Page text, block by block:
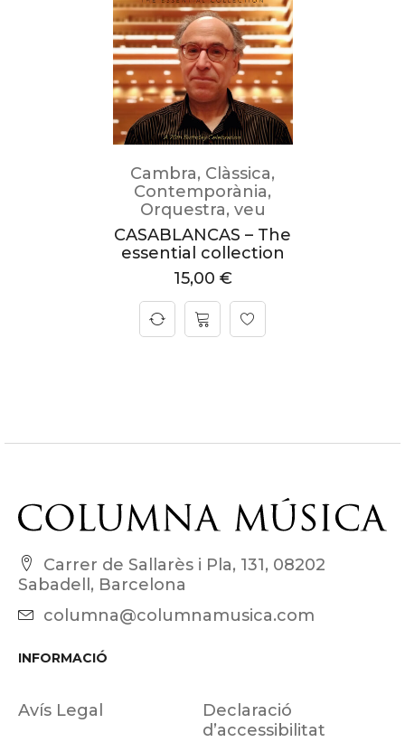
Cambra, Clàssica,
Contemporània,
Orquestra, veu
CASABLANCAS – The
essential collection
15,00 €
Carrer de Sallarès i Pla, 131, 08202
Sabadell, Barcelona
columna@columnamusica.com
INFORMACIÓ
Avís Legal
Declaració
d’accessibilitat